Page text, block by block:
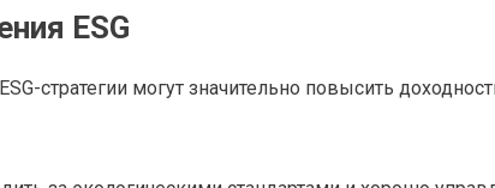
ESG
стратегии могут значительно повысить